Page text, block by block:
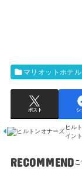
マリオットホテル
ポスト シ
ヒル
イン
RECOMMEND